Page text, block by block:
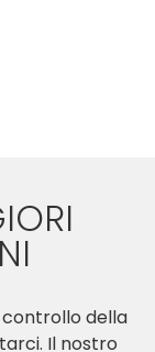
controllo della
Il nostro